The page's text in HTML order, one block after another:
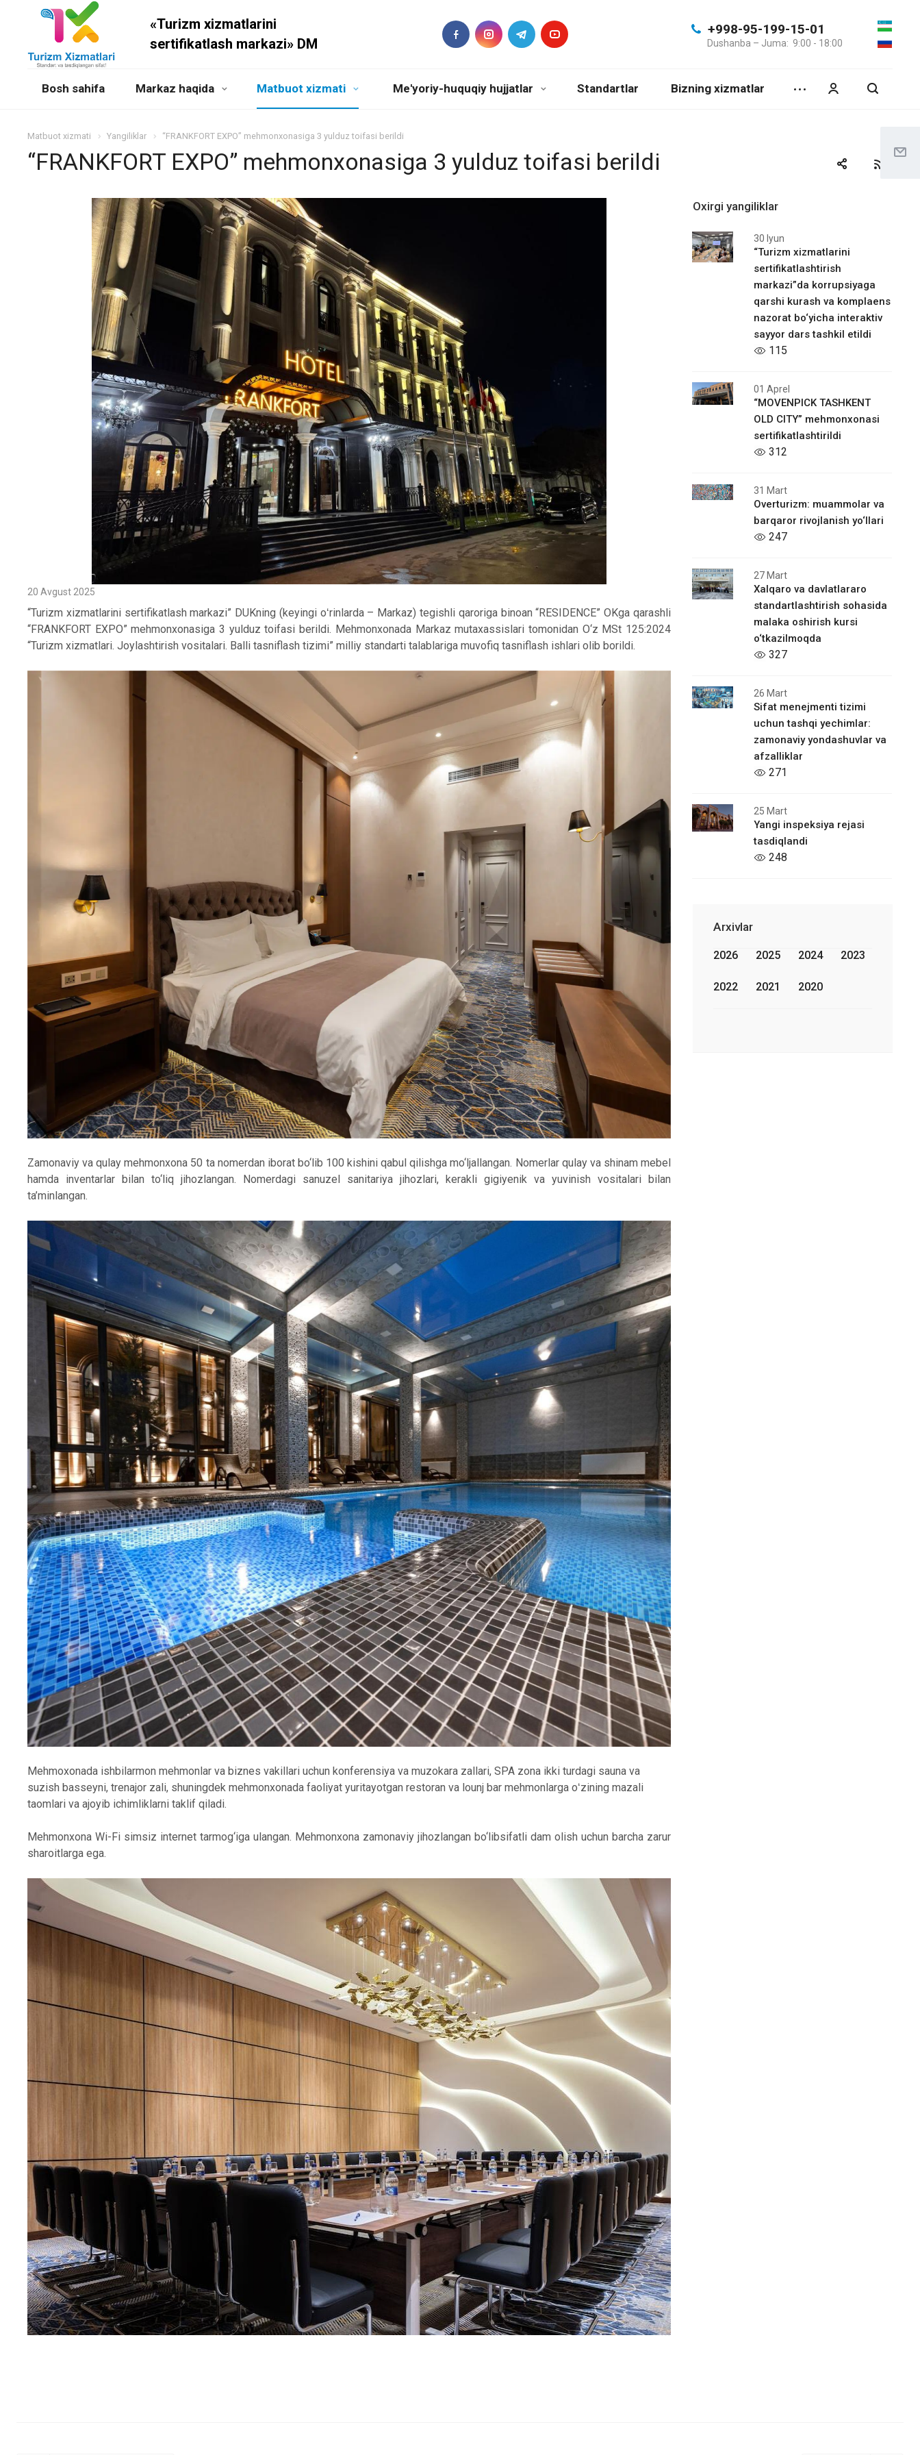
«Turizm xizmatlarini
sertifikatlash markazi» DM
+998-95-199-15-01
Dushanba – Juma: 9:00 - 18:00
Bosh sahifa Markaz haqida Matbuot xizmati Me'yoriy-huquqiy hujjatlar Standartlar Bizning xizmatlar
Matbuot xizmati Yangiliklar “FRANKFORT EXPO” mehmonxonasiga 3 yulduz toifasi berildi
“FRANKFORT EXPO” mehmonxonasiga 3 yulduz toifasi berildi
20 Avgust 2025
“Turizm xizmatlarini sertifikatlash markazi” DUKning (keyingi oʻrinlarda – Markaz) tegishli qaroriga binoan “RESIDENCE” OKga qarashli
“FRANKFORT EXPO” mehmonxonasiga 3 yulduz toifasi berildi. Mehmonxonada Markaz mutaxassislari tomonidan O‘z MSt 125:2024
“Turizm xizmatlari. Joylashtirish vositalari. Balli tasniflash tizimi” milliy standarti talablariga muvofiq tasniflash ishlari olib borildi.
Zamonaviy va qulay mehmonxona 50 ta nomerdan iborat bo‘lib 100 kishini qabul qilishga mo‘ljallangan. Nomerlar qulay va shinam mebel
hamda inventarlar bilan to‘liq jihozlangan. Nomerdagi sanuzel sanitariya jihozlari, kerakli gigiyenik va yuvinish vositalari bilan
ta’minlangan.
Mehmoxonada ishbilarmon mehmonlar va biznes vakillari uchun konferensiya va muzokara zallari, SPA zona ikki turdagi sauna va
suzish basseyni, trenajor zali, shuningdek mehmonxonada faoliyat yuritayotgan restoran va lounj bar mehmonlarga oʻzining mazali
taomlari va ajoyib ichimliklarni taklif qiladi.
Mehmonxona Wi-Fi simsiz internet tarmog‘iga ulangan. Mehmonxona zamonaviy jihozlangan bo‘libsifatli dam olish uchun barcha zarur
sharoitlarga ega.
Oxirgi yangiliklar
30 Iyun
“Turizm xizmatlarini
sertifikatlashtirish
markazi”da korrupsiyaga
qarshi kurash va komplaens
nazorat bo‘yicha interaktiv
sayyor dars tashkil etildi
115
01 Aprel
“MOVENPICK TASHKENT
OLD CITY” mehmonxonasi
sertifikatlashtirildi
312
31 Mart
Overturizm: muammolar va
barqaror rivojlanish yo‘llari
247
27 Mart
Xalqaro vа davlatlararo
standartlashtirish sohasida
malaka oshirish kursi
o‘tkazilmoqda
327
26 Mart
Sifat menejmenti tizimi
uchun tashqi yechimlar:
zamonaviy yondashuvlar va
afzalliklar
271
25 Mart
Yangi inspeksiya rejasi
tasdiqlandi
248
Arxivlar
2026 2025 2024 2023
2022 2021 2020